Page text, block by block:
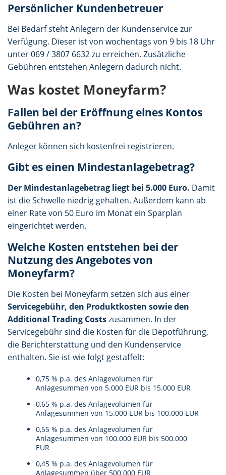
Persönlicher Kundenbetreuer
Bei Bedarf steht Anlegern der Kundenservice zur
Verfügung. Dieser ist von wochentags von 9 bis 18 Uhr
unter 069 / 3807 6632 zu erreichen. Zusätzliche
Gebühren entstehen Anlegern dadurch nicht.
Was kostet Moneyfarm?
Fallen bei der Eröffnung eines Kontos
Gebühren an?
Anleger können sich kostenfrei registrieren.
Gibt es einen Mindestanlagebetrag?
Der Mindestanlagebetrag liegt bei 5.000 Euro. Damit
ist die Schwelle niedrig gehalten. Außerdem kann ab
einer Rate von 50 Euro im Monat ein Sparplan
eingerichtet werden.
Welche Kosten entstehen bei der
Nutzung des Angebotes von
Moneyfarm?
Die Kosten bei Moneyfarm setzen sich aus einer
Servicegebühr, den Produktkosten sowie den
Additional Trading Costszusammen. In der
Servicegebühr sind die Kosten für die Depotführung,
die Berichterstattung und den Kundenservice
enthalten. Sie ist wie folgt gestaffelt:
0,75 % p.a. des Anlagevolumen für
Anlagesummen von 5.000 EUR bis 15.000 EUR
0,65 % p.a. des Anlagevolumen für
Anlagesummen von 15.000 EUR bis 100.000 EUR
0,55 % p.a. des Anlagevolumen für
Anlagesummen von 100.000 EUR bis 500.000
EUR
0,45 % p.a. des Anlagevolumen für
Anlagesummen über 500.000 EUR